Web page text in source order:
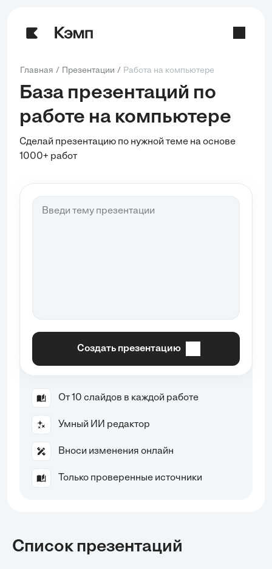
Главная Презентации Работа на компьютере
База презентаций по
работе на компьютере
Сделай презентацию по нужной теме на основе
1000+ работ
Создать презентацию
От 10 слайдов в каждой работе
Умный ИИ редактор
Вноси изменения онлайн
Только проверенные источники
Список презентаций